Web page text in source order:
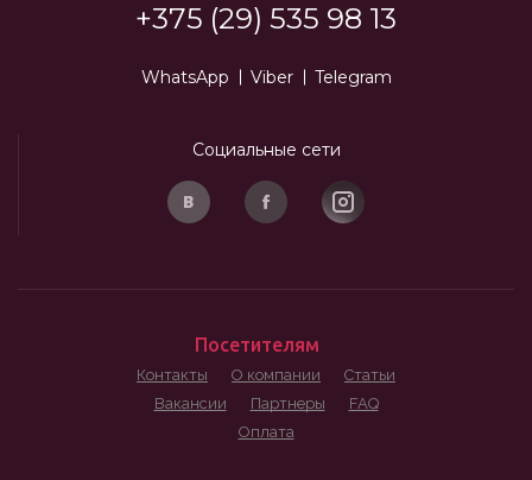
+375 (29) 535 98 13
WhatsApp Viber Telegram
Социальные сети
Посетителям
Контакты О компании
Статьи
Вакансии
Партнеры
FAQ
Оплата